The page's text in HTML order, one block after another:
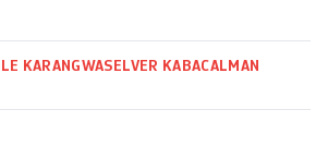
KARANGWASELVER KABACALMAN